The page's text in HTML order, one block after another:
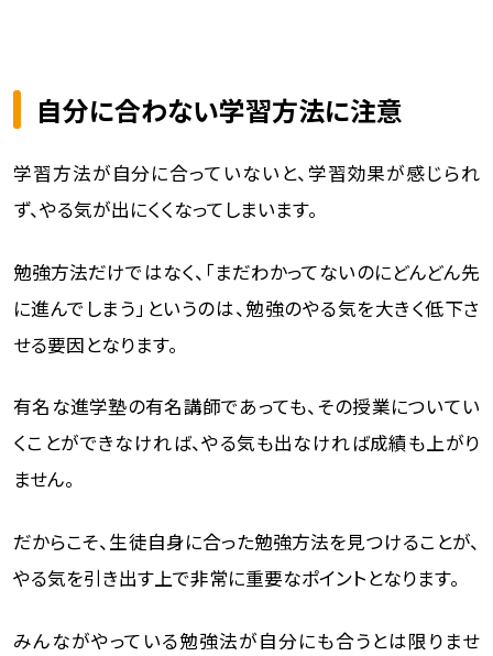
自分に合わない学習方法に注意
学習方法が自分に合っていないと、学習効果が感じられ
ず、やる気が出にくくなってしまいます。
勉強方法だけではなく、「まだわかってないのにどんどん先
に進んでしまう」というのは、勉強のやる気を大きく低下さ
せる要因となります。
有名な進学塾の有名講師であっても、その授業についてい
くことができなければ、やる気も出なければ成績も上がり
ません。
だからこそ、生徒自身に合った勉強方法を見つけることが、
やる気を引き出す上で非常に重要なポイントとなります。
みんながやっている勉強法が自分にも合うとは限りませ